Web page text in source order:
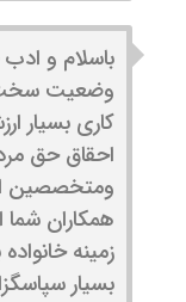
باسلام و
وضعیت سخت
کاری بسیار
احقاق حق
ومتخصصین
همکاران شما
زمینه
بسیار